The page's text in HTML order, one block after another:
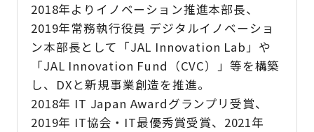
2018年よりイノベーション推進本部長、
2019年常務執行役員 デジタルイノベーショ
ン本部長として「JAL Innovation Lab」や
「JAL Innovation Fund（CVC）」等を構築
し、DXと新規事業創造を推進。
2018年 IT Japan Awardグランプリ受賞、
2019年 IT協会・IT最優秀賞受賞、2021年